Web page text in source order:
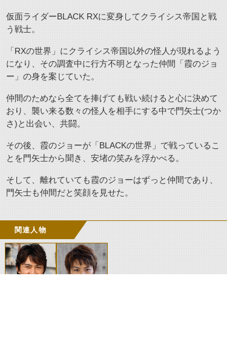
仮面ライダーBLACK RXに変身してクライシス帝国と戦
う戦士。
「RXの世界」にクライシス帝国以外の怪人が現れるよう
になり、その調査中に行方不明となった仲間「霞のジョ
ー」の身を案じていた。
仲間のためなら全てを捧げても戦い続けると心に決めて
おり、襲い来る数々の怪人を相手にする中で門矢士(つか
さ)と出会い、共闘。
その後、霞のジョーが「BLACKの世界」で戦っているこ
とを門矢士から聞き、安堵の笑みを浮かべる。
そして、離れていても霞のジョーはずっと仲間であり、
門矢士も仲間だと笑顔を見せた。
関連人物